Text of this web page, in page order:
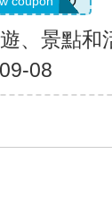
、景點和
08